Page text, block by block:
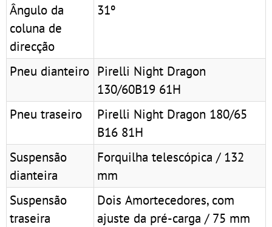
Ângulo da
coluna de
direcção
31º
Pneu dianteiro Pirelli Night Dragon
130/60B19 61H
Pneu traseiro
Pirelli Night Dragon 180/65
B16 81H
Suspensão
dianteira
Forquilha telescópica / 132
mm
Suspensão
traseira
Dois Amortecedores, com
ajuste da pré-carga / 75 mm